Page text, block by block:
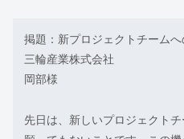
掲題：新プロジェクトチーム
三輪産業株式会社
岡部様
先日は、新しいプロジェクトチ